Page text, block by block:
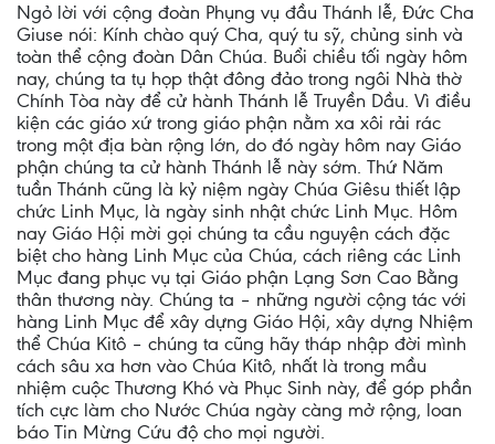
Ngỏ lời với cộng đoàn Phụng vụ đầu Thánh lễ, Đức Cha
Giuse nói: Kính chào quý Cha, quý tu sỹ, chủng sinh và
toàn thể cộng đoàn Dân Chúa. Buổi chiều tối ngày hôm
nay, chúng ta tụ họp thật đông đảo trong ngôi Nhà thờ
Chính Tòa này để cử hành Thánh lễ Truyền Dầu. Vì điều
kiện các giáo xứ trong giáo phận nằm xa xôi rải rác
trong một địa bàn rộng lớn, do đó ngày hôm nay Giáo
phận chúng ta cử hành Thánh lễ này sớm. Thứ Năm
tuần Thánh cũng là kỷ niệm ngày Chúa Giêsu thiết lập
chức Linh Mục, là ngày sinh nhật chức Linh Mục. Hôm
nay Giáo Hội mời gọi chúng ta cầu nguyện cách đặc
biệt cho hàng Linh Mục của Chúa, cách riêng các Linh
Mục đang phục vụ tại Giáo phận Lạng Sơn Cao Bằng
thân thương này. Chúng ta – những người cộng tác với
hàng Linh Mục để xây dựng Giáo Hội, xây dựng Nhiệm
thể Chúa Kitô – chúng ta cũng hãy tháp nhập đời mình
cách sâu xa hơn vào Chúa Kitô, nhất là trong mầu
nhiệm cuộc Thương Khó và Phục Sinh này, để góp phần
tích cực làm cho Nước Chúa ngày càng mở rộng, loan
báo Tin Mừng Cứu độ cho mọi người.